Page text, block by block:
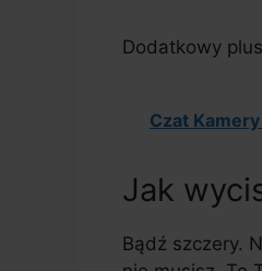
Dodatkowy
Czat
Jak
Bądź szczery.